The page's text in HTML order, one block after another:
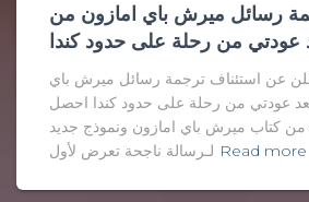
رسائل ميرش باي امازون من
عودتي من رحلة على حدود كندا
عن استئناف ترجمة رسائل ميرش باي
عودتي من رحلة على حدود كندا احصل
من كتاب ميرش باي امازون ونموذج جديد
لـرسالة ناجحة تعرض لأول Read more